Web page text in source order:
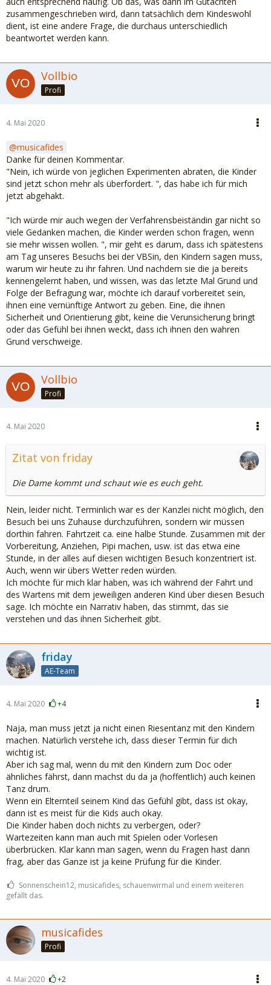
zusammengeschrieben wird, dann tatsächlich dem Kindeswohl
dient, ist eine andere Frage, die durchaus unterschiedlich
beantwortet werden kann.
Vollbio
Profi
4. Mai 2020
musicafides
Danke für deinen Kommentar.
"Nein, ich würde von jeglichen Experimenten abraten, die Kinder
sind jetzt schon mehr als überfordert. ", das habe ich für mich
jetzt abgehakt.
"Ich würde mir auch wegen der Verfahrensbeiständin gar nicht so
viele Gedanken machen, die Kinder werden schon fragen, wenn
sie mehr wissen wollen. ", mir geht es darum, dass ich spätestens
am Tag unseres Besuchs bei der VBSin, den Kindern sagen muss,
warum wir heute zu ihr fahren. Und nachdem sie die ja bereits
kennengelernt haben, und wissen, was das letzte Mal Grund und
Folge der Befragung war, möchte ich darauf vorbereitet sein,
ihnen eine vernünftige Antwort zu geben. Eine, die ihnen
Sicherheit und Orientierung gibt, keine die Verunsicherung bringt
oder das Gefühl bei ihnen weckt, dass ich ihnen den wahren
Grund verschweige.
Vollbio
Profi
4. Mai 2020
Zitat von friday
Die Dame kommt und schaut wie es euch geht.
Nein, leider nicht. Terminlich war es der Kanzlei nicht möglich, den
Besuch bei uns Zuhause durchzuführen, sondern wir müssen
dorthin fahren. Fahrtzeit ca. eine halbe Stunde. Zusammen mit der
Vorbereitung, Anziehen, Pipi machen, usw. ist das etwa eine
Stunde, in der alles auf diesen wichtigen Besuch konzentriert ist.
Auch, wenn wir übers Wetter reden würden.
Ich möchte für mich klar haben, was ich während der Fahrt und
des Wartens mit dem jeweiligen anderen Kind über diesen Besuch
sage. Ich möchte ein Narrativ haben, das stimmt, das sie
verstehen und das ihnen Sicherheit gibt.
friday
AE-Team
4. Mai 2020 +4
Naja, man muss jetzt ja nicht einen Riesentanz mit den Kindern
machen. Natürlich verstehe ich, dass dieser Termin für dich
wichtig ist.
Aber ich sag mal, wenn du mit den Kindern zum Doc oder
ähnliches fährst, dann machst du da ja (hoffentlich) auch keinen
Tanz drum.
Wenn ein Elternteil seinem Kind das Gefühl gibt, dass ist okay,
dann ist es meist für die Kids auch okay.
Die Kinder haben doch nichts zu verbergen, oder?
Wartezeiten kann man auch mit Spielen oder Vorlesen
überbrücken. Klar kann man sagen, wenn du Fragen hast dann
frag, aber das Ganze ist ja keine Prüfung für die Kinder.
Sonnenschein12, musicafides, schauenwirmal und einem weiteren
gefällt das.
musicafides
Profi
4. Mai 2020 +2